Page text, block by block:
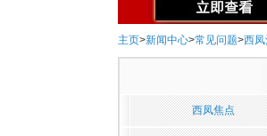
主页>新闻中心>常见问题>西凤
西凤焦点